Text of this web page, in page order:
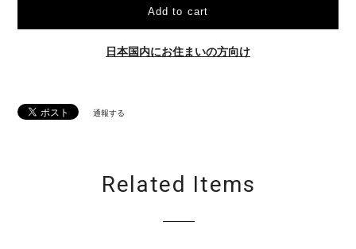
Add to cart
日本国内にお住まいの方向け
通報する
Related Items